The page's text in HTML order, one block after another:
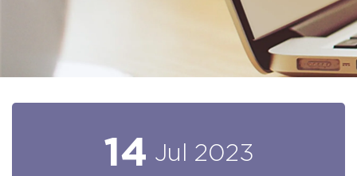
14 Jul 2023